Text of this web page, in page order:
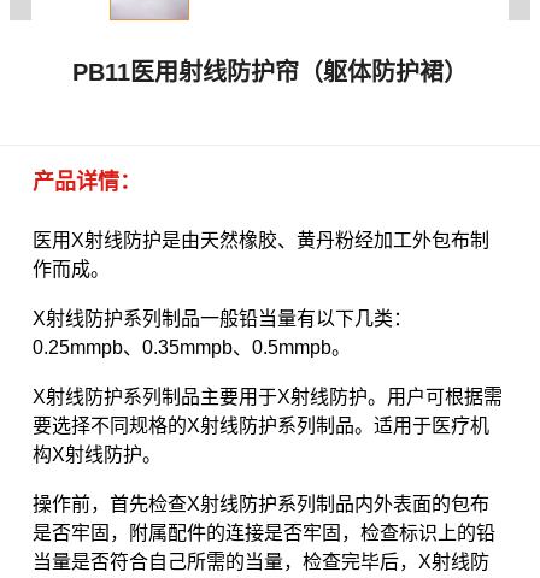
PB11医用射线防护帘（躯体防护裙）
产品详情：
医用X射线防护是由天然橡胶、黄丹粉经加工外包布制
作而成。
X射线防护系列制品一般铅当量有以下几类：
0.25mmpb、0.35mmpb、0.5mmpb。
X射线防护系列制品主要用于X射线防护。用户可根据需
要选择不同规格的X射线防护系列制品。适用于医疗机
构X射线防护。
操作前，首先检查X射线防护系列制品内外表面的包布
是否牢固，附属配件的连接是否牢固，检查标识上的铅
当量是否符合自己所需的当量，检查完毕后，X射线防